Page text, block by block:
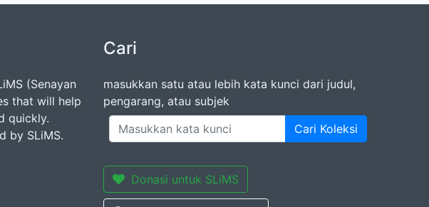
(Senayan
that will help
quickly.
by SLiMS.
Cari
masukkan satu atau lebih kata kunci dari judul,
pengarang, atau subjek
Cari Koleksi
Donasi untuk SLiMS